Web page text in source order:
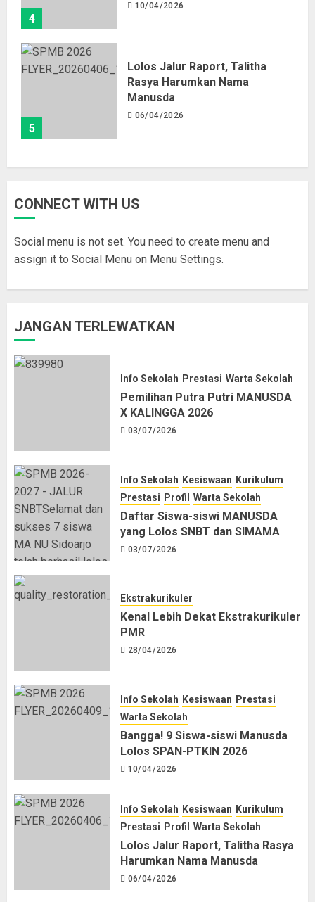
4
10/04/2026
5
Lolos Jalur Raport, Talitha
Rasya Harumkan Nama
Manusda
06/04/2026
CONNECT WITH US
Social menu is not set. You need to create menu and
assign it to Social Menu on Menu Settings.
JANGAN TERLEWATKAN
Info Sekolah Prestasi Warta Sekolah
Pemilihan Putra Putri MANUSDA
X KALINGGA 2026
03/07/2026
Info Sekolah Kesiswaan Kurikulum
Prestasi Profil Warta Sekolah
Daftar Siswa-siswi MANUSDA
yang Lolos SNBT dan SIMAMA
03/07/2026
Ekstrakurikuler
Kenal Lebih Dekat Ekstrakurikuler
PMR
28/04/2026
Info Sekolah Kesiswaan Prestasi
Warta Sekolah
Bangga! 9 Siswa-siswi Manusda
Lolos SPAN-PTKIN 2026
10/04/2026
Info Sekolah Kesiswaan Kurikulum
Prestasi Profil Warta Sekolah
Lolos Jalur Raport, Talitha Rasya
Harumkan Nama Manusda
06/04/2026